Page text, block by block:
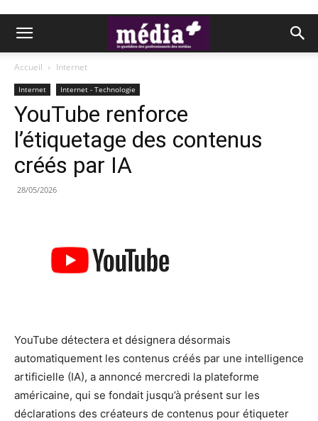
Accueil Internet
Internet Internet - Technologie
YouTube renforce
l’étiquetage des contenus
créés par IA
28/05/2026
YouTube détectera et désignera désormais
automatiquement les contenus créés par une intelligence
artificielle (IA), a annoncé mercredi la plateforme
américaine, qui se fondait jusqu’à présent sur les
déclarations des créateurs de contenus pour étiqueter